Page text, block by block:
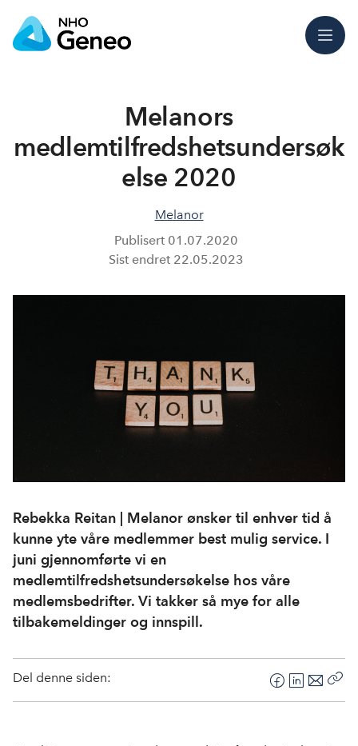
Meny
Melanors
medlemtilfredshetsundersøk
else 2020
Melanor
Publisert 01.07.2020
Sist endret 22.05.2023
Rebekka Reitan | Melanor ønsker til enhver tid å
kunne yte våre medlemmer best mulig service. I
juni gjennomførte vi en
medlemtilfredshetsundersøkelse hos våre
medlemsbedrifter. Vi takker så mye for alle
tilbakemeldinger og innspill.
Del denne siden:
F
a
L
i
E
-